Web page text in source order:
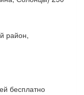
район,
бесплатно